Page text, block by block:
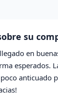
su
en
esperados.
anticuado